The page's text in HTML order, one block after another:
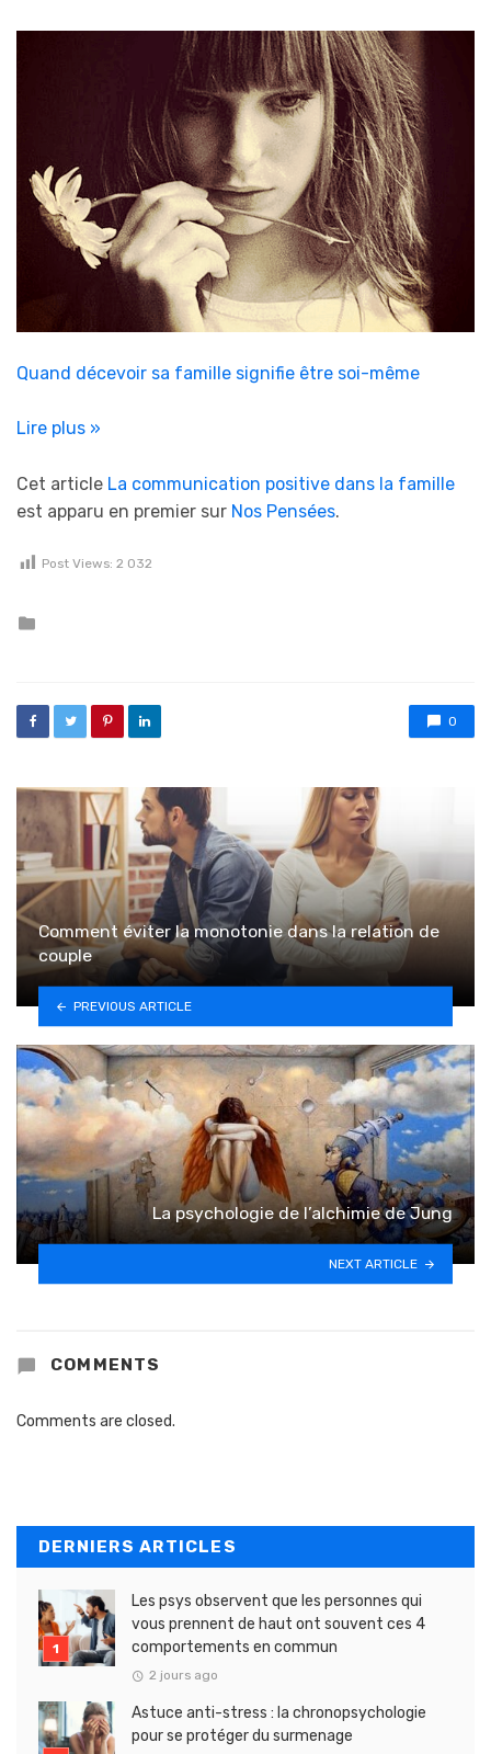
Quand décevoir sa famille signifie être soi-même
Lire plus »
Cet article La communication positive dans la famille
est apparu en premier sur Nos Pensées.
Post Views: 2 032
0
Comment éviter la monotonie dans la relation de
couple
PREVIOUS ARTICLE
La psychologie de l’alchimie de Jung
NEXT ARTICLE
COMMENTS
Comments are closed.
DERNIERS ARTICLES
Les psys observent que les personnes qui
vous prennent de haut ont souvent ces 4
comportements en commun
2 jours ago
Astuce anti-stress : la chronopsychologie
pour se protéger du surmenage